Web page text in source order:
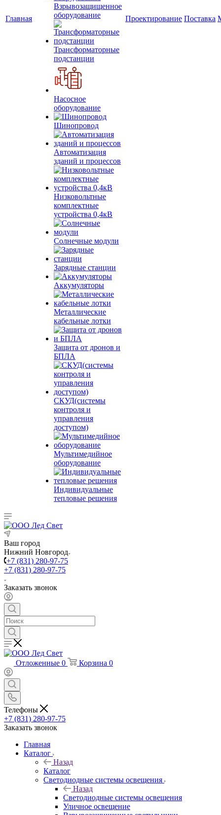
Главная
Взрывозащищенное
оборудование
Трансформаторные
подстанции
Насосное
оборудование
Шинопровод
Автоматизация
зданий и процессов
Низковольтные
комплектные
устройства 0,4кВ
Солнечные модули
Зарядные станции
Аккумуляторы
Металлические
кабельные лотки
Защита от дронов и
БПЛА
СКУД(системы
контроля и
управления
доступом)
Мультимедийное
оборудование
Индивидуальные
тепловые решения
Проектирование Поставка
Ваш город
Нижний Новгород
+7 (831) 280-97-75
+7 (831) 280-97-75
Заказать звонок
Отложенные 0 Корзина 0
Телефоны
+7 (831) 280-97-75
Заказать звонок
Главная
Каталог
Назад
Каталог
Светодиодные системы освещения
Назад
Светодиодные системы освещения
Уличное освещение